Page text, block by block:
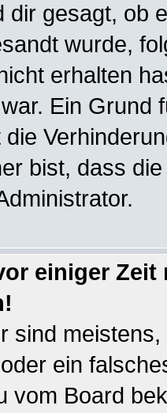
dir gesagt, ob
wurde,
erhalten
Ein Grund
bist, dass
einiger
sind
ein
vom Board